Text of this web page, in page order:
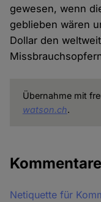
gewesen, wenn
geblieben wären
Dollar den
Übernahme mit
watson.ch.
Kommentare
Netiquette für